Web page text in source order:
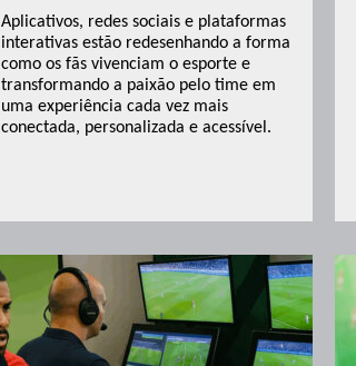
Aplicativos, redes sociais e plataformas
interativas estão redesenhando a forma
como os fãs vivenciam o esporte e
transformando a paixão pelo time em
uma experiência cada vez mais
conectada, personalizada e acessível.